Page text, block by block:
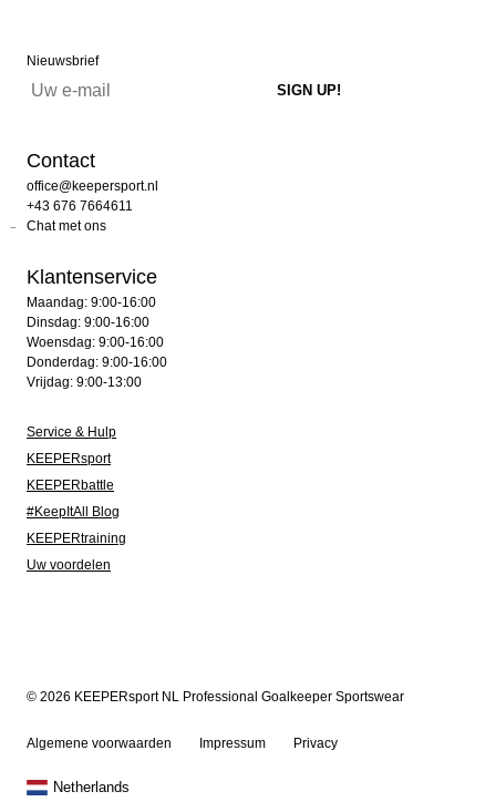
Nieuwsbrief
Contact
office@keepersport.nl
+43 676 7664611
Chat met ons
Klantenservice
Maandag: 9:00-16:00
Dinsdag: 9:00-16:00
Woensdag: 9:00-16:00
Donderdag: 9:00-16:00
Vrijdag: 9:00-13:00
Service & Hulp
KEEPERsport
KEEPERbattle
#KeepItAll Blog
KEEPERtraining
Uw voordelen
© 2026 KEEPERsport NL Professional Goalkeeper Sportswear
Algemene voorwaarden Impressum Privacy
Netherlands